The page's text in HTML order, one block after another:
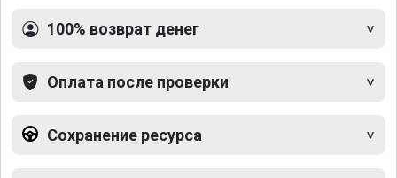
100% возврат денег
Оплата после проверки
Сохранение ресурса